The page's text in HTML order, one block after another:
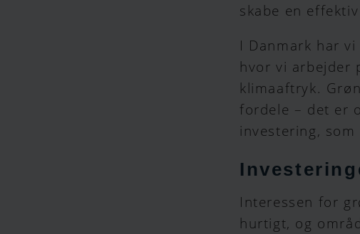
skabe en
I Danmark har
hvor vi arbejder
klimaaftryk.
fordele – det er
investering,
Interessen for
hurtigt, og